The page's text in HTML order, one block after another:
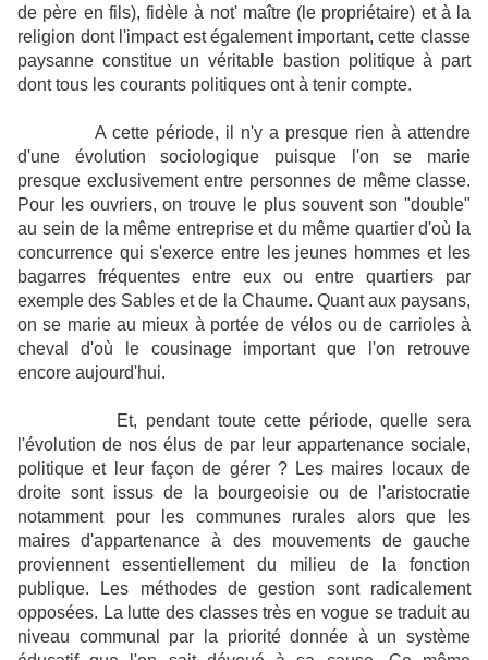
de père en fils), fidèle à not' maître (le propriétaire) et à la
religion dont l'impact est également important, cette classe
paysanne constitue un véritable bastion politique à part
dont tous les courants politiques ont à tenir compte.
A cette période, il n'y a presque rien à attendre
d'une évolution sociologique puisque l'on se marie
presque exclusivement entre personnes de même classe.
Pour les ouvriers, on trouve le plus souvent son "double"
au sein de la même entreprise et du même quartier d'où la
concurrence qui s'exerce entre les jeunes hommes et les
bagarres fréquentes entre eux ou entre quartiers par
exemple des Sables et de la Chaume. Quant aux paysans,
on se marie au mieux à portée de vélos ou de carrioles à
cheval d'où le cousinage important que l'on retrouve
encore aujourd'hui.
Et, pendant toute cette période, quelle sera
l'évolution de nos élus de par leur appartenance sociale,
politique et leur façon de gérer ? Les maires locaux de
droite sont issus de la bourgeoisie ou de l'aristocratie
notamment pour les communes rurales alors que les
maires d'appartenance à des mouvements de gauche
proviennent essentiellement du milieu de la fonction
publique. Les méthodes de gestion sont radicalement
opposées. La lutte des classes très en vogue se traduit au
niveau communal par la priorité donnée à un système